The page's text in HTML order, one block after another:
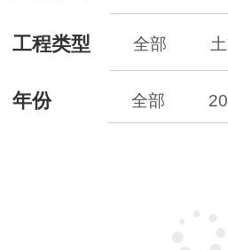
工程类型 全部
年份 全部